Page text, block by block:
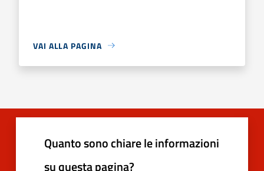
VAI ALLA PAGINA
Quanto sono chiare le informazioni
su questa pagina?